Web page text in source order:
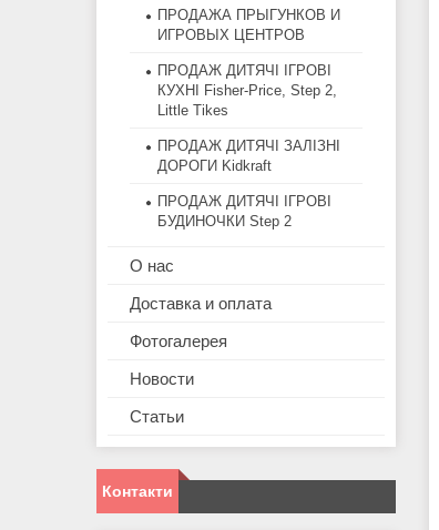
ПРОДАЖА ПРЫГУНКОВ И
ИГРОВЫХ ЦЕНТРОВ
ПРОДАЖ ДИТЯЧІ ІГРОВІ
КУХНІ Fisher-Price, Step 2,
Little Tikes
ПРОДАЖ ДИТЯЧІ ЗАЛІЗНІ
ДОРОГИ Kidkraft
ПРОДАЖ ДИТЯЧІ ІГРОВІ
БУДИНОЧКИ Step 2
О нас
Доставка и оплата
Фотогалерея
Новости
Статьи
Контакти